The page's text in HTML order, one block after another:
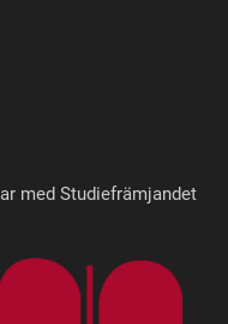
med Studiefrämjandet